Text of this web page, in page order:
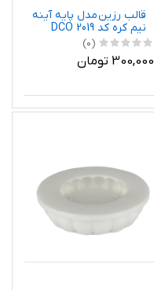
قالب رزین مدل پایه آینه
نیم کره کد DCO 2019
(0)
300,000 تومان